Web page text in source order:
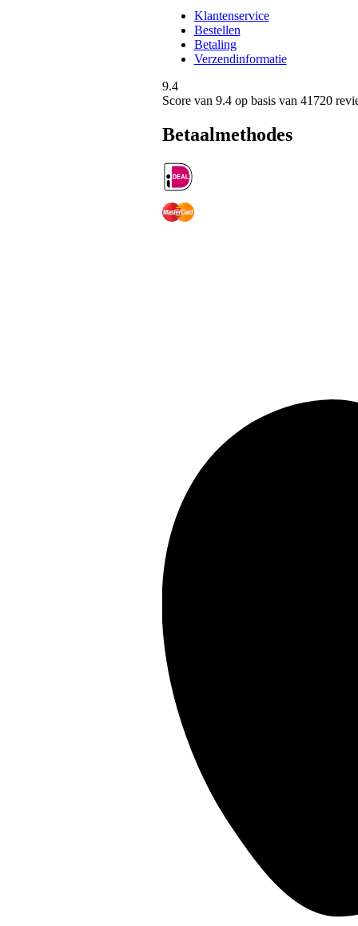
Klantenservice
Bestellen
Betaling
Verzendinformatie
9.4
Score van 9.4op basis van 41720
Betaalmethodes